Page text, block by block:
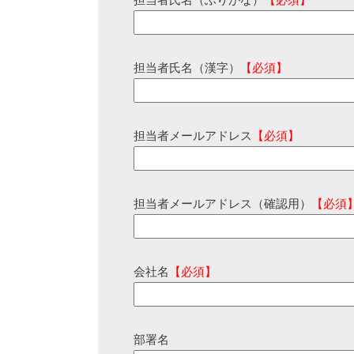
担当者氏名（漢字） 【必須】
担当者メールアドレス 【必須】
担当者メールアドレス（確認用） 【必須
会社名 【必須】
部署名